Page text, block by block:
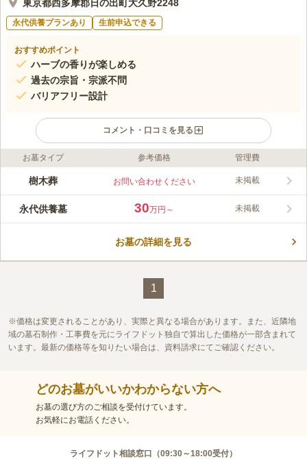
東京都西多摩郡日の出町大久野2248
永代供養プランあり 生前申込できる
おすすめポイント
ハーブの香りが楽しめる
過去の宗旨・宗派不問
バリアフリー設計
コメント・口コミを見る
ライフドット編集部のコメント
曹洞宗 天正寺 永代供養墓 追想の杜は、西多摩郡にある天正寺が
が、 基本として二名が一単位となります。在来仏教であれば宗
旨・宗派は不問で、使用者は天正寺の信徒となることが条件とな
法要など行事への参加は自由で、寄付金等も一切ありません。
この霊園はまだ誰からも評価されていません。
お墓タイプ 参考価格 管理費
樹木葬 お問い合わせください 未掲載
永代供養墓 30万円～ 未掲載
お墓の詳細を見る
1
価格は変更されることがあり、実際と異なる場合があります。また、近隣地
域の墓石制作・工事費を元にライフドット独自で算出した価格が一部含まれて
います。最新の価格等を知りたい場合は、資料請求にてご確認ください。
どのお墓がいいかわからない方へ
お墓の選び方のご相談を受付けています。
お気軽にお電話ください。
ライフドット相談窓口（09:30～18:00受付）